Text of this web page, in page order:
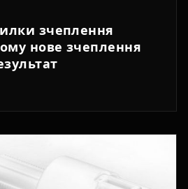
зчеплення
нове зчеплення